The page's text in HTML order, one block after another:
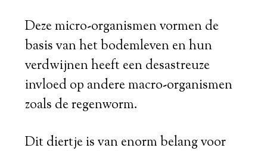
Deze micro-organismen vormen de
basis van het bodemleven en hun
verdwijnen heeft een desastreuze
invloed op andere macro-organismen
zoals de regenworm.
Dit diertje is van enorm belang voor